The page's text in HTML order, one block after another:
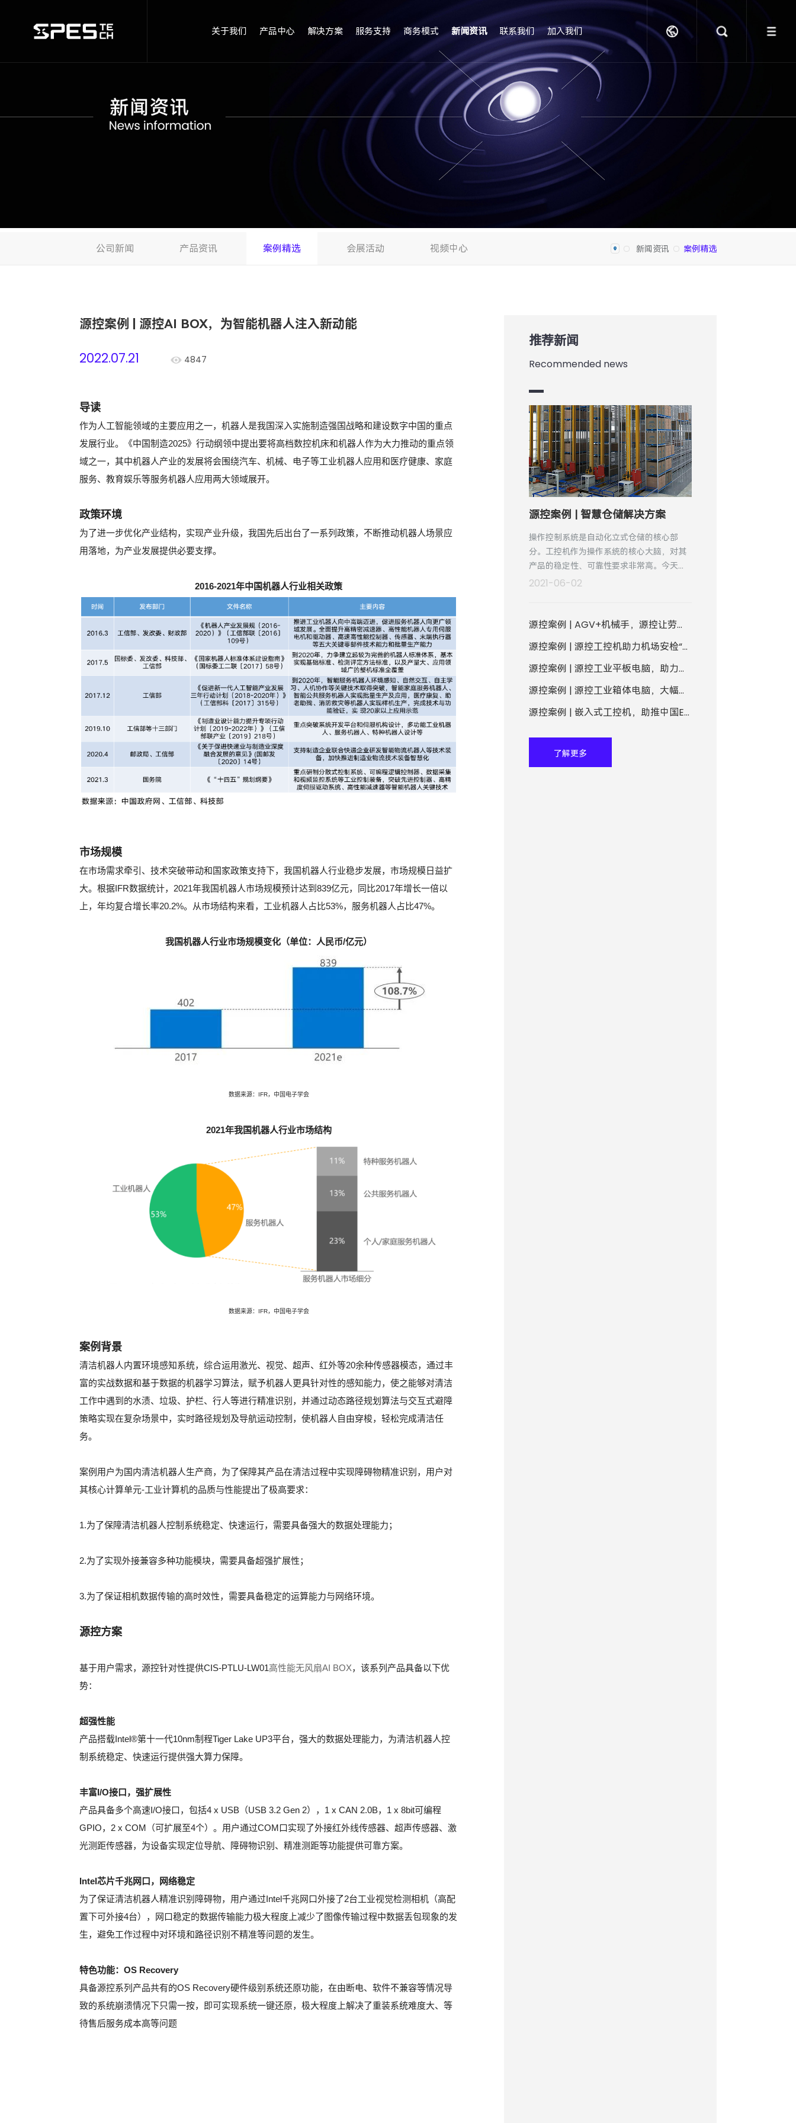
关于我们 产品中心 解决方案 服务支持 商务模式 新闻资讯 联系我们 加入我们
公司新闻 产品资讯 案例精选 会展活动 视频中心 新闻资讯 案例精选
源控案例 | 源控AI BOX，为智能机器人注入新动能
2022.07.21 4847
导读
作为人工智能领域的主要应用之一，机器人是我国深入实施制造强国战略和建设数字中国的重点
发展行业。《中国制造2025》行动纲领中提出要将高档数控机床和机器人作为大力推动的重点领
域之一，其中机器人产业的发展将会围绕汽车、机械、电子等工业机器人应用和医疗健康、家庭
服务、教育娱乐等服务机器人应用两大领域展开。
政策环境
为了进一步优化产业结构，实现产业升级，我国先后出台了一系列政策，不断推动机器人场景应
用落地，为产业发展提供必要支撑。
2016-2021年中国机器人行业相关政策
市场规模
在市场需求牵引、技术突破带动和国家政策支持下，我国机器人行业稳步发展，市场规模日益扩
大。根据IFR数据统计，2021年我国机器人市场规模预计达到839亿元，同比2017年增长一倍以
上，年均复合增长率20.2%。从市场结构来看，工业机器人占比53%，服务机器人占比47%。
我国机器人行业市场规模变化（单位：人民币/亿元）
数据来源：IFR，中国电子学会
2021年我国机器人行业市场结构
数据来源：IFR，中国电子学会
案例背景
清洁机器人内置环境感知系统，综合运用激光、视觉、超声、红外等20余种传感器模态，通过丰
富的实战数据和基于数据的机器学习算法，赋予机器人更具针对性的感知能力，使之能够对清洁
工作中遇到的水渍、垃圾、护栏、行人等进行精准识别，并通过动态路径规划算法与交互式避障
策略实现在复杂场景中，实时路径规划及导航运动控制，使机器人自由穿梭，轻松完成清洁任
务。
案例用户为国内清洁机器人生产商，为了保障其产品在清洁过程中实现障碍物精准识别，用户对
其核心计算单元-工业计算机的品质与性能提出了极高要求：
1.为了保障清洁机器人控制系统稳定、快速运行，需要具备强大的数据处理能力；
2.为了实现外接兼容多种功能模块，需要具备超强扩展性；
3.为了保证相机数据传输的高时效性，需要具备稳定的运算能力与网络环境。
源控方案
基于用户需求，源控针对性提供CIS-PTLU-LW01高性能无风扇AI BOX，该系列产品具备以下优
势：
超强性能
产品搭载Intel®第十一代10nm制程Tiger Lake UP3平台，强大的数据处理能力，为清洁机器人控
制系统稳定、快速运行提供强大算力保障。
丰富I/O接口，强扩展性
产品具备多个高速I/O接口，包括4 x USB（USB 3.2 Gen 2），1 x CAN 2.0B，1 x 8bit可编程
GPIO，2 x COM（可扩展至4个）。用户通过COM口实现了外接红外线传感器、超声传感器、激
光测距传感器，为设备实现定位导航、障碍物识别、精准测距等功能提供可靠方案。
Intel芯片千兆网口，网络稳定
为了保证清洁机器人精准识别障碍物，用户通过Intel千兆网口外接了2台工业视觉检测相机（高配
置下可外接4台），网口稳定的数据传输能力极大程度上减少了图像传输过程中数据丢包现象的发
生，避免工作过程中对环境和路径识别不精准等问题的发生。
特色功能：OS Recovery
具备源控系列产品共有的OS Recovery硬件级别系统还原功能，在由断电、软件不兼容等情况导
致的系统崩溃情况下只需一按，即可实现系统一键还原，极大程度上解决了重装系统难度大、等
待售后服务成本高等问题
推荐新闻
Recommended news
源控案例 | 智慧仓储解决方案
操作控制系统是自动化立式仓储的核心部
分。工控机作为操作系统的核心大脑，对其
产品的稳定性、可靠性要求非常高。今天小
编为大家带来一个案例，了解自动化立式仓
2021-06-02
源控案例 | AGV+机械手，源控让劳模机器人们更优秀了！
源控案例 | 源控工控机助力机场安检“智能通关”
源控案例 | 源控工业平板电脑，助力企业数字化工厂建设
源控案例 | 源控工业箱体电脑，大幅提升AOI检测设备稳定性
源控案例 | 嵌入式工控机，助推中国ETC勃兴
了解更多